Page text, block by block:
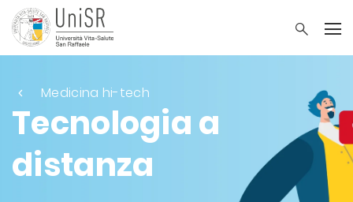
Medicina hi-tech
Tecnologia a
distanza